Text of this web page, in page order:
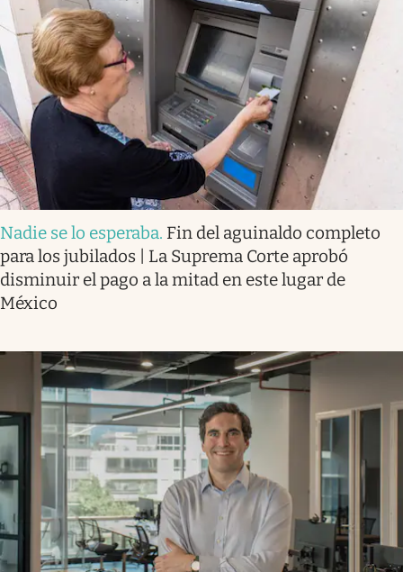
Nadie se lo esperaba. Fin del aguinaldo completo
para los jubilados | La Suprema Corte aprobó
disminuir el pago a la mitad en este lugar de
México